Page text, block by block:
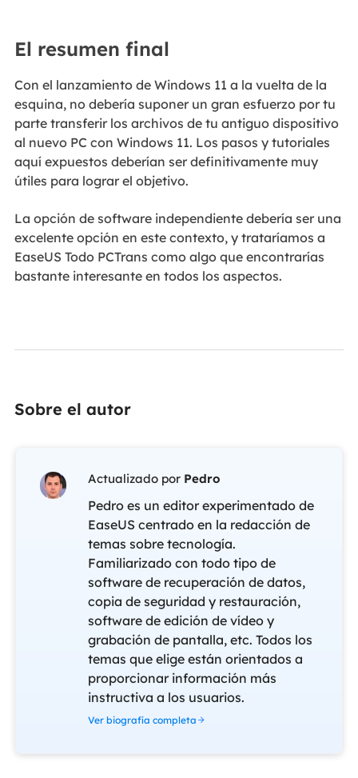
El resumen final
Con el lanzamiento de Windows 11 a la vuelta de la
esquina, no debería suponer un gran esfuerzo por tu
parte transferir los archivos de tu antiguo dispositivo
al nuevo PC con Windows 11. Los pasos y tutoriales
aquí expuestos deberían ser definitivamente muy
útiles para lograr el objetivo.
La opción de software independiente debería ser una
excelente opción en este contexto, y trataríamos a
EaseUS Todo PCTrans como algo que encontrarías
bastante interesante en todos los aspectos.
Sobre el autor
Actualizado por Pedro
Pedro es un editor experimentado de
EaseUS centrado en la redacción de
temas sobre tecnología.
Familiarizado con todo tipo de
software de recuperación de datos,
copia de seguridad y restauración,
software de edición de vídeo y
grabación de pantalla, etc. Todos los
temas que elige están orientados a
proporcionar información más
instructiva a los usuarios.
Ver biografía completa